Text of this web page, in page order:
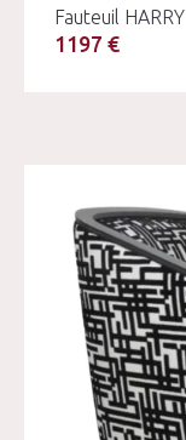
Fauteuil HARRY
1197 €